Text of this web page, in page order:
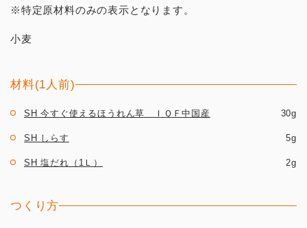
※特定原材料のみの表示となります。
小麦
材料(1人前)
SH 今すぐ使えるほうれん草 ＩＱＦ中国産 30g
SH しらす 5g
SH 塩だれ（1Ｌ） 2g
つくり方